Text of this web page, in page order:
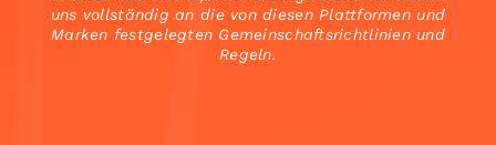
uns vollständig an die von diesen Plattformen und
Marken festgelegten Gemeinschaftsrichtlinien und
Regeln.